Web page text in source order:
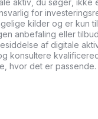
aktiv, du søger,
for
kilder og er kun
anbefaling eller
af digitale
konsultere
hvor det er